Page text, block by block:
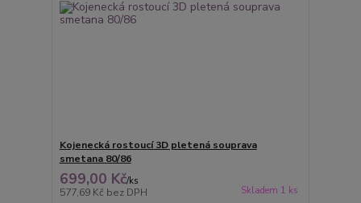
Kojenecká rostoucí 3D pletená souprava
smetana 80/86
699,00 Kč/ks
577,69 Kč bez DPH Skladem 1 ks